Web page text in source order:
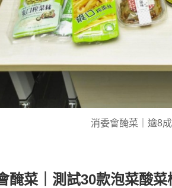
消委會醃菜｜逾8
醃菜｜測試30款泡菜酸